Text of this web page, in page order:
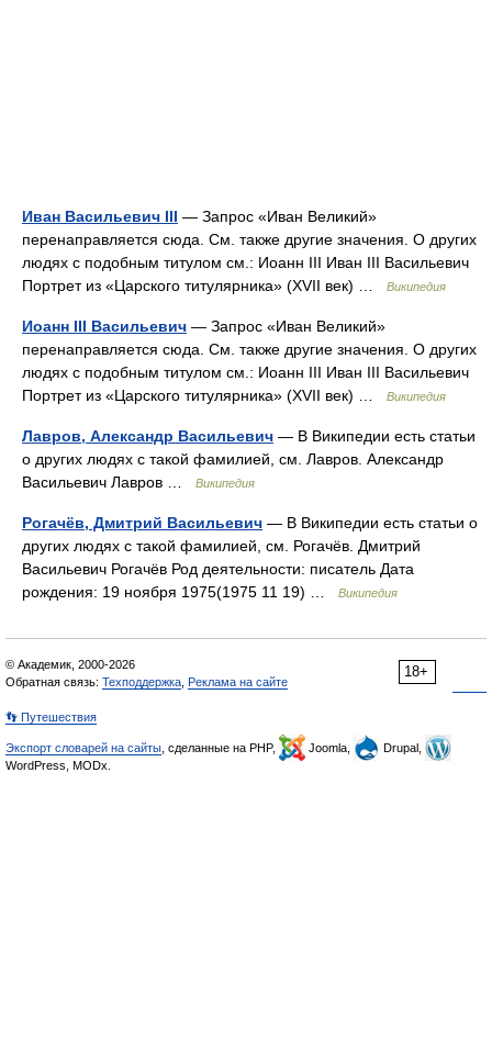
Иван Васильевич III — Запрос «Иван Великий»
перенаправляется сюда. Cм. также другие значения. О других
людях с подобным титулом см.: Иоанн III Иван III Васильевич
Портрет из «Царского титулярника» (XVII век) …
Википедия
Иоанн III Васильевич — Запрос «Иван Великий»
перенаправляется сюда. Cм. также другие значения. О других
людях с подобным титулом см.: Иоанн III Иван III Васильевич
Портрет из «Царского титулярника» (XVII век) …
Википедия
Лавров, Александр Васильевич — В Википедии есть статьи
о других людях с такой фамилией, см. Лавров. Александр
Васильевич Лавров …
Википедия
Рогачёв, Дмитрий Васильевич — В Википедии есть статьи о
других людях с такой фамилией, см. Рогачёв. Дмитрий
Васильевич Рогачёв Род деятельности: писатель Дата
рождения: 19 ноября 1975(1975 11 19) …
Википедия
18+
© Академик, 2000-2026
Обратная связь: Техподдержка Реклама на сайте
👣 Путешествия
Экспорт словарей на сайты , сделанные на PHP, Joomla,
Drupal,
WordPress, MODx.